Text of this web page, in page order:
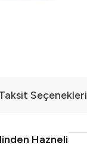
Seçenekleri
Hazneli